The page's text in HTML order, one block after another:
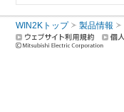
WIN2Kトップ 製品情報